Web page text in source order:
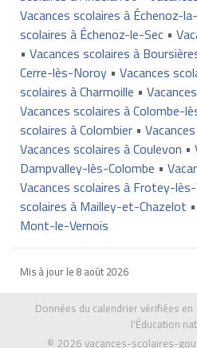
Vacances scolaires à Échenoz-
scolaires à Échenoz-le-Sec•
• Vacances scolaires à
Cerre-lès-Noroy• Vacances
scolaires à Charmoille •
Vacances scolaires à Colombe-
scolaires à Colombier•
Vacances scolaires à Coulevon •
Dampvalley-lès-Colombe •
Vacances scolaires à Frotey-
scolaires à Mailley-et-Chazelot •
Mont-le-Vernois
Mis à jour le 8 août 2026
Données du calendrier vérifiées
l'Éducation
© 2026 vacances-scolaires-